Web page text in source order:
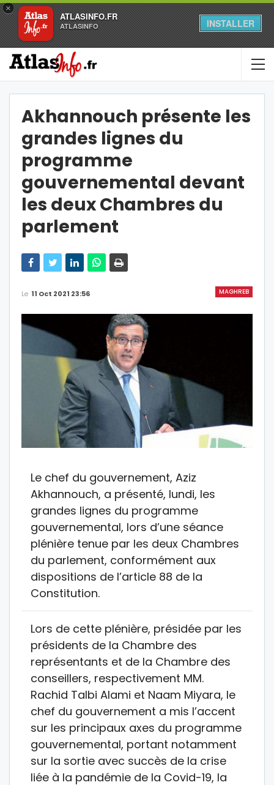
×
ATLASINFO.FR
ATLASINFO INSTALLER
Akhannouch présente les
grandes lignes du
programme
gouvernemental devant
les deux Chambres du
parlement
MAGHREB
Le 11 Oct 2021 23:56
Le chef du gouvernement, Aziz
Akhannouch, a présenté, lundi, les
grandes lignes du programme
gouvernemental, lors d’une séance
plénière tenue par les deux Chambres
du parlement, conformément aux
dispositions de l’article 88 de la
Constitution.
Lors de cette plénière, présidée par les
présidents de la Chambre des
représentants et de la Chambre des
conseillers, respectivement MM.
Rachid Talbi Alami et Naam Miyara, le
chef du gouvernement a mis l’accent
sur les principaux axes du programme
gouvernemental, portant notamment
sur la sortie avec succès de la crise
liée à la pandémie de la Covid-19, la